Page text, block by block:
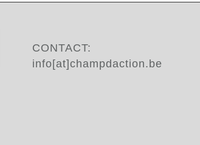
CONTACT:
info[at]champdaction.be